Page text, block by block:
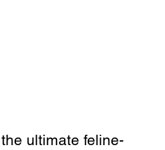
ultimate feline-